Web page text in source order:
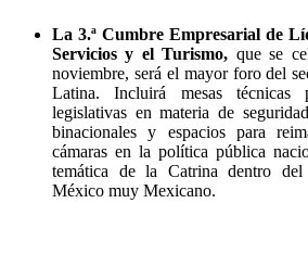
La 3.ª Cumbre Empresarial de
Servicios y el Turismo, que se
noviembre, será el mayor foro del
Latina. Incluirá mesas técnicas
legislativas en materia de
binacionales y espacios para
cámaras en la política pública
temática de la Catrina dentro
México muy Mexicano.